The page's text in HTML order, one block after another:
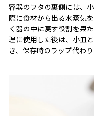
容器のフタの裏側には、
際に食材から出る水蒸気
く器の中に戻す役割を果
理に使用した後は、小皿
き、保存時のラップ代わ